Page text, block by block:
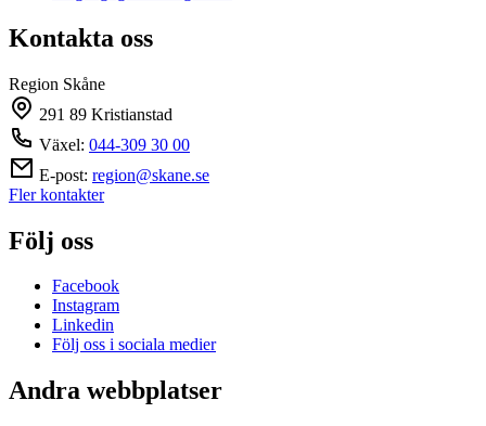
Kontakta oss
Region Skåne
291 89 Kristianstad
Växel: 044-309 30 00
E-post: region@skane.se
Fler kontakter
Följ oss
Facebook
Instagram
Linkedin
Följ oss i sociala medier
Andra webbplatser